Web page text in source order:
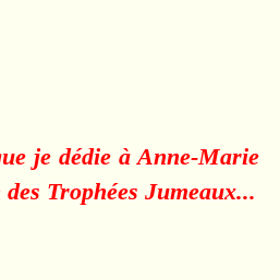
je dédie à Anne-Marie
Trophées Jumeaux...